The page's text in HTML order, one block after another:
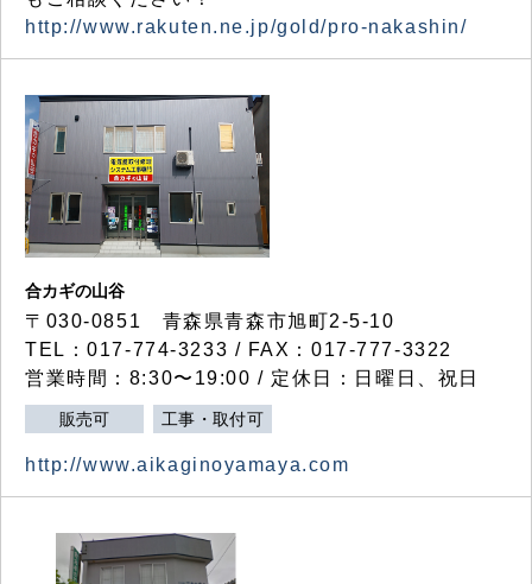
http://www.rakuten.ne.jp/gold/pro-nakashin/
合カギの山谷
〒030-0851 青森県青森市旭町2-5-10
TEL：017-774-3233 / FAX：017-777-3322
営業時間：8:30〜19:00 / 定休日：日曜日、祝日
販売可 工事・取付可
http://www.aikaginoyamaya.com